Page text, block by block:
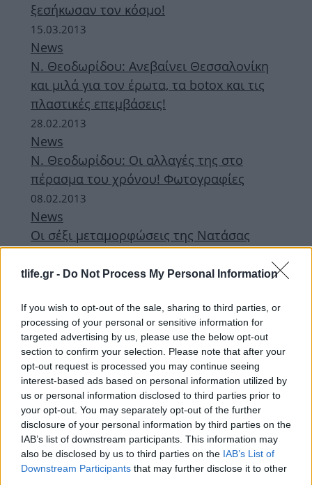
tlife.gr - Do Not Process My Personal Information
If you wish to opt-out of the sale, sharing to third parties, or
processing of your personal or sensitive information for
targeted advertising by us, please use the below opt-out
section to confirm your selection. Please note that after your
opt-out request is processed you may continue seeing
interest-based ads based on personal information utilized by
us or personal information disclosed to third parties prior to
your opt-out. You may separately opt-out of the further
disclosure of your personal information by third parties on the
IAB’s list of downstream participants. This information may
also be disclosed by us to third parties on the IAB’s List of
Downstream Participants that may further disclose it to other
ξεσήκωσαν τον κόσμο!
15.03.2013
News
Ν. Θεοδωρίδου: Ανεβαίνει Θεσσαλονίκη
και μιλά για τον έρωτα, τα botox και τις
πλαστικές επεμβάσεις!
28.02.2013
News
Ν. Θεοδωρίδου: Οι αλλαγές της στο
πέρασμα του χρόνου! Φωτογραφίες
08.02.2013
News
Οι σέξι μεταμορφώσεις της Νατάσας
Καλογρίδη! Έγινε μελαχρινή;
02.02.2013
Tρυπώσαμε στο atelier των Celebrity Skin
και είδαμε το fitting της Νατάσας
Καλογρίδη!
ΔΙΑΦΗΜΙΣΗ